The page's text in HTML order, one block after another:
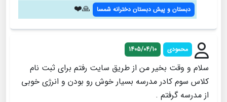
دبستان و پیش دبستان دخترانه شمسا 🙏❤️
محمودی 1405/04/10
سلام و وقت بخیر من از طریق سایت رفتم برای ثبت نام
کلاس سوم کادر مدرسه بسیار خوش رو بودن و انرژی خوبی
از مدرسه گرفتم .